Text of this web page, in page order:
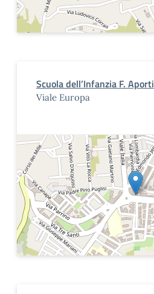
Scuola dell’Infanzia F. Aporti
Viale Europa